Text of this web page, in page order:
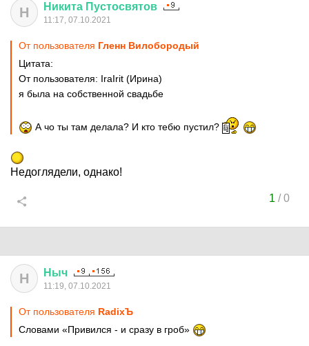
Н Никита Пустосвятов
11:17, 07.10.2021
От пользователя Гленн Вилобородый
Цитата:
От пользователя: IraIrit (Ирина)
я была на собственной свадьбе
А чо ты там делала? И кто тебю пустил?
Недоглядели, однако!
1 /0
Н Ныч
11:19, 07.10.2021
От пользователя RadixЪ
Словами «Привился - и сразу в гроб»